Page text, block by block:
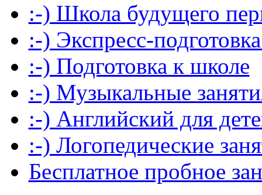
:-) Школа будущего
:-) Экспресс-
:-) Подготовка к школе
:-) Музыкальные
:-) Английский для
:-) Логопедические
Бесплатное пробное